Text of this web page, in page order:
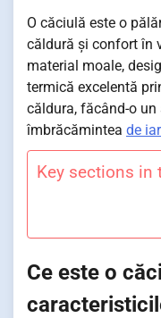
O căciulă este o
căldură și confort în
material moale,
termică excelentă
căldura, făcând-o
îmbrăcămintea de
Key sections in
Ce este o